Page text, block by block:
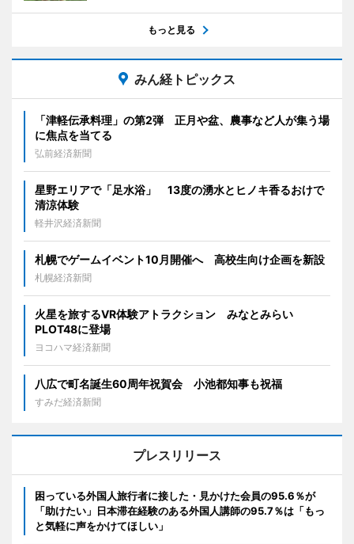
もっと見る
みん経トピックス
「津軽伝承料理」の第2弾 正月や盆、農事など人が集う場
に焦点を当てる
弘前経済新聞
星野エリアで「足水浴」 13度の湧水とヒノキ香るおけで
清涼体験
軽井沢経済新聞
札幌でゲームイベント10月開催へ 高校生向け企画を新設
札幌経済新聞
火星を旅するVR体験アトラクション みなとみらい
PLOT48に登場
ヨコハマ経済新聞
八広で町名誕生60周年祝賀会 小池都知事も祝福
すみだ経済新聞
プレスリリース
困っている外国人旅行者に接した・見かけた会員の95.6％が
「助けたい」日本滞在経験のある外国人講師の95.7％は「もっ
と気軽に声をかけてほしい」